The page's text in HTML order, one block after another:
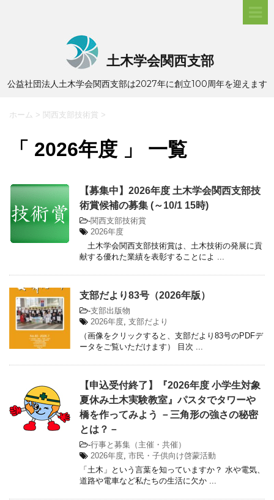
土木学会関西支部
公益社団法人土木学会関西支部は2027年に創立100周年を迎えます
ホーム > 関西支部技術賞 >
「 2026年度 」 一覧
【募集中】2026年度 土木学会関西支部技
術賞候補の募集 (～10/1 15時)
-関西支部技術賞
2026年度
土木学会関西支部技術賞は、土木技術の発展に貢
献する優れた業績を表彰することによ ...
支部だより83号（2026年版）
-支部出版物
2026年度 支部だより
（画像をクリックすると、支部だより83号のPDFデ
ータをご覧いただけます） 目次 ...
【申込受付終了】『2026年度 小学生対象
夏休み土木実験教室』パスタでタワーや
橋を作ってみよう －三角形の強さの秘密
とは？－
-行事と募集（主催・共催）
2026年度 市民・子供向け啓蒙活動
「土木」という言葉を知っていますか？ 水や電気、
道路や電車など私たちの生活に欠か ...